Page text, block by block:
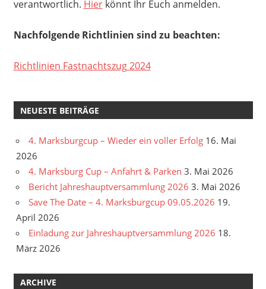
verantwortlich. Hierkönnt Ihr Euch anmelden.
Nachfolgende Richtlinien sind zu beachten:
Richtlinien Fastnachtszug 2024
NEUESTE BEITRÄGE
4. Marksburgcup – Wieder ein voller Erfolg 16. Mai
2026
4. Marksburg Cup – Anfahrt & Parken 3. Mai 2026
Bericht Jahreshauptversammlung 2026 3. Mai 2026
Save The Date – 4. Marksburgcup 09.05.2026 19.
April 2026
Einladung zur Jahreshauptversammlung 2026 18.
März 2026
ARCHIVE